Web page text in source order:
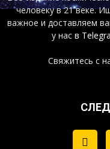
человеку в 21 веке.
важное и доставляем
у нас в
Свяжитесь с